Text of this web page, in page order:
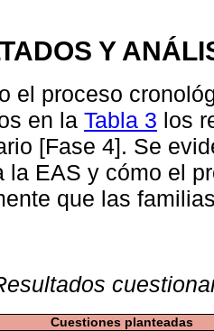
Y
el proceso
en la Tabla 3 los
[Fase 4]. Se
la EAS y cómo el
que las
Cuestiones planteadas